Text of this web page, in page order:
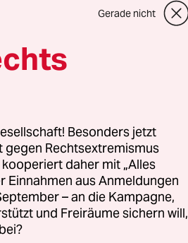
dass
Gerade nicht
Besonders jetzt
gegen Rechtsextremismus
daher mit „Alles
Einnahmen aus Anmeldungen
– an die Kampagne,
und Freiräume sichern will,